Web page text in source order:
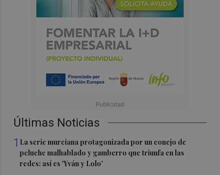
Últimas Noticias
1 La serie murciana protagonizada por un conejo de
peluche malhablado y gamberro que triunfa en las
redes: así es 'Yván y Lolo'